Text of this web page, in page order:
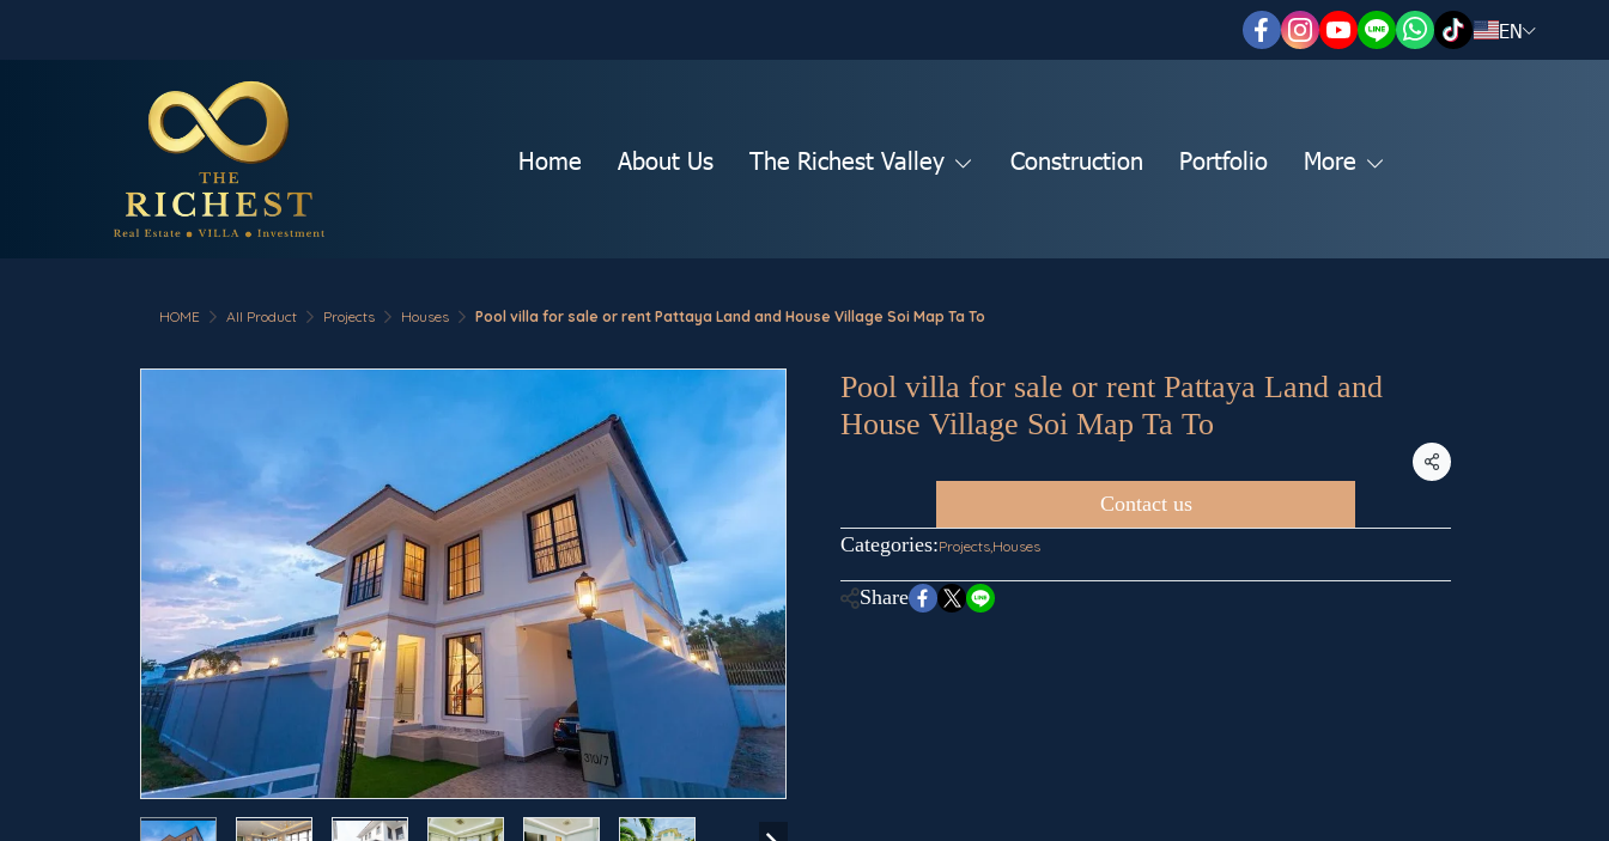
EN
Home About Us The Richest Valley Construction Portfolio More
HOME All Product Projects Houses Pool villa for sale or rent Pattaya Land and House Village Soi Map Ta To
Pool villa for sale or rent Pattaya Land and
House Village Soi Map Ta To
Share
Contact us
Categories:Projects,Houses
Share